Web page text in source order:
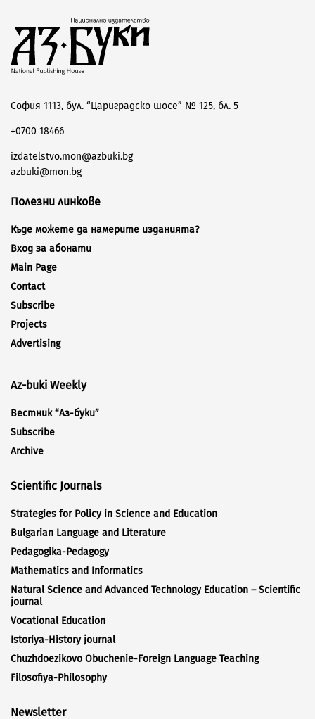
София 1113, бул. “Цариградско шосе” № 125, бл. 5
+0700 18466
izdatelstvo.mon@azbuki.bg
azbuki@mon.bg
Полезни линкове
Къде можете да намерите изданията?
Вход за абонати
Main Page
Contact
Subscribe
Projects
Advertising
Az-buki Weekly
Вестник “Аз-буки”
Subscribe
Archive
Scientific Journals
Strategies for Policy in Science and Education
Bulgarian Language and Literature
Pedagogika-Pedagogy
Mathematics and Informatics
Natural Science and Advanced Technology Education – Scientific
journal
Vocational Education
Istoriya-History journal
Chuzhdoezikovo Obuchenie-Foreign Language Teaching
Filosofiya-Philosophy
Newsletter